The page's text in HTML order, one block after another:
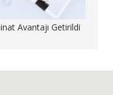
Avantajı Getirildi